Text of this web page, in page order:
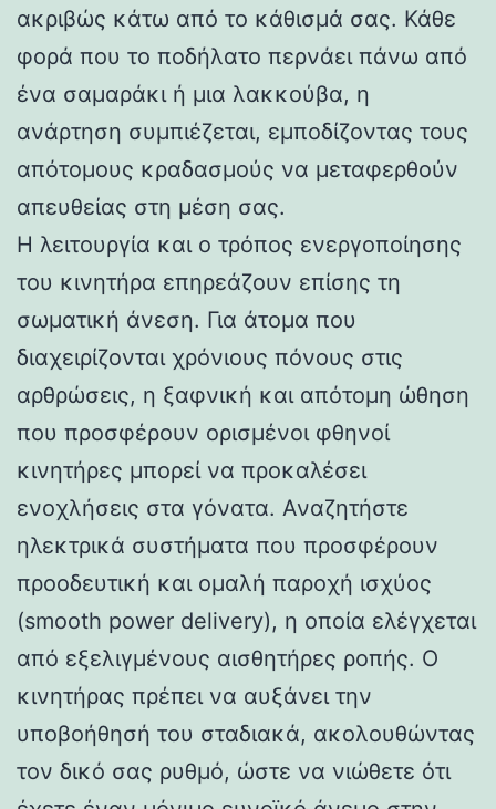
ακριβώς κάτω από το κάθισμά σας. Κάθε
φορά που το ποδήλατο περνάει πάνω από
ένα σαμαράκι ή μια λακκούβα, η
ανάρτηση συμπιέζεται, εμποδίζοντας τους
απότομους κραδασμούς να μεταφερθούν
απευθείας στη μέση σας.
Η λειτουργία και ο τρόπος ενεργοποίησης
του κινητήρα επηρεάζουν επίσης τη
σωματική άνεση. Για άτομα που
διαχειρίζονται χρόνιους πόνους στις
αρθρώσεις, η ξαφνική και απότομη ώθηση
που προσφέρουν ορισμένοι φθηνοί
κινητήρες μπορεί να προκαλέσει
ενοχλήσεις στα γόνατα. Αναζητήστε
ηλεκτρικά συστήματα που προσφέρουν
προοδευτική και ομαλή παροχή ισχύος
(smooth power delivery), η οποία ελέγχεται
από εξελιγμένους αισθητήρες ροπής. Ο
κινητήρας πρέπει να αυξάνει την
υποβοήθησή του σταδιακά, ακολουθώντας
τον δικό σας ρυθμό, ώστε να νιώθετε ότι